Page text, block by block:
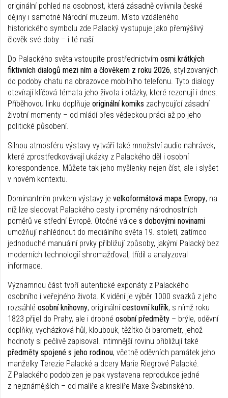
originální pohled na osobnost, která zásadně ovlivnila české
dějiny i samotné Národní muzeum. Místo vzdáleného
historického symbolu zde Palacký vystupuje jako přemýšlivý
člověk své doby – i té naší.
Do Palackého světa vstoupíte prostřednictvím osmi krátkých
fiktivních dialogů mezi ním a člověkem z roku 2026, stylizovaných
do podoby chatu na obrazovce mobilního telefonu. Tyto dialogy
otevírají klíčová témata jeho života i otázky, které rezonují i dnes.
Příběhovou linku doplňuje originální komiks zachycující zásadní
životní momenty – od mládí přes vědeckou práci až po jeho
politické působení.
Silnou atmosféru výstavy vytváří také množství audio nahrávek,
které zprostředkovávají ukázky z Palackého děl i osobní
korespondence. Můžete tak jeho myšlenky nejen číst, ale i slyšet
v novém kontextu.
Dominantním prvkem výstavy je velkoformátová mapa Evropy, na
níž lze sledovat Palackého cesty i proměny národnostních
poměrů ve střední Evropě. Otočné válce s dobovými novinami
umožňují nahlédnout do mediálního světa 19. století, zatímco
jednoduché manuální prvky přibližují způsoby, jakými Palacký bez
moderních technologií shromažďoval, třídil a analyzoval
informace.
Významnou část tvoří autentické exponáty z Palackého
osobního i veřejného života. K vidění je výběr 1000 svazků z jeho
rozsáhlé osobní knihovny, originálnícestovní kufřík, s nímž roku
1823 přijel do Prahy, ale i drobné osobní předměty – brýle, oděvní
doplňky, vycházková hůl, kloubouk, těžítko či barometr, jehož
hodnoty si pečlivě zapisoval. Intimnější rovinu přibližují také
předměty spojené s jeho rodinou, včetně oděvních památek jeho
manželky Terezie Palacké a dcery Marie Riegrové Palacké.
Z Palackého podobizen je pak vystavena reprodukce jedné
z nejznámějších – od malíře a kreslíře Maxe Švabinského.